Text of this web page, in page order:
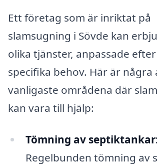
Ett företag som är inriktat på
slamsugning i Sövde kan
olika tjänster, anpassade
specifika behov. Här är några
vanligaste områdena där
kan vara till hjälp:
Tömning av
Regelbunden tömning av